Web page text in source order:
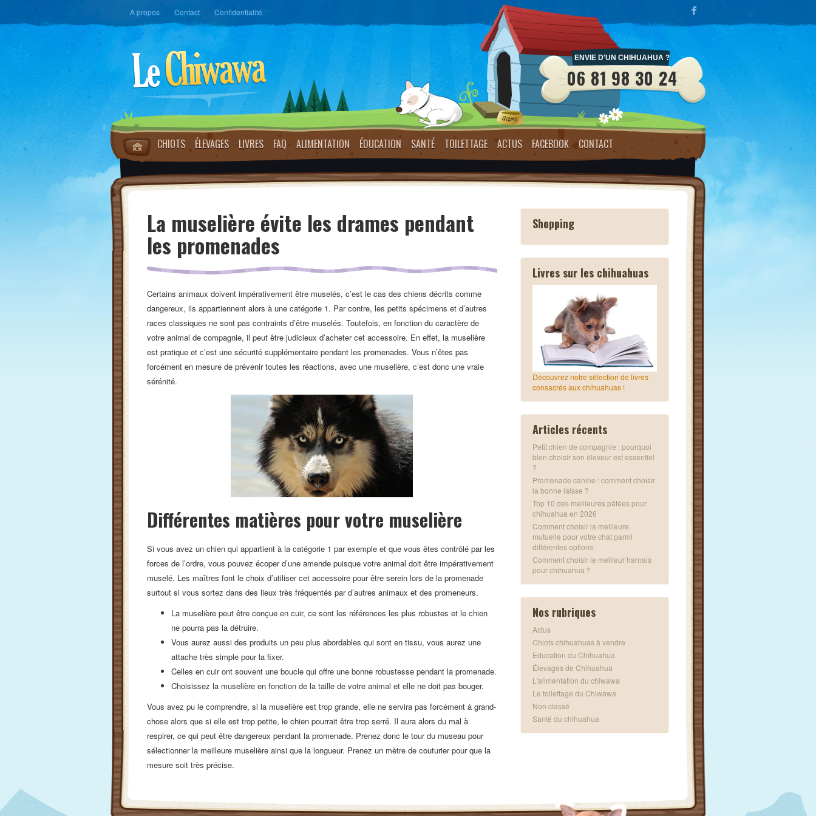
A propos Contact Confidentialité
ENVIE D'UN CHIHUAHUA ?
06 81 98 30 24
CHIOTS ÉLEVAGES LIVRES FAQ ALIMENTATION ÉDUCATION SANTÉ TOILETTAGE ACTUS FACEBOOK CONTACT
La muselière évite les drames pendant
les promenades
Certains animaux doivent impérativement être muselés, c’est le cas des chiens décrits comme
dangereux, ils appartiennent alors à une catégorie 1. Par contre, les petits spécimens et d’autres
races classiques ne sont pas contraints d’être muselés. Toutefois, en fonction du caractère de
votre animal de compagnie, il peut être judicieux d’acheter cet accessoire. En effet, la muselière
est pratique et c’est une sécurité supplémentaire pendant les promenades. Vous n’êtes pas
forcément en mesure de prévenir toutes les réactions, avec une muselière, c’est donc une vraie
sérénité.
Différentes matières pour votre muselière
Si vous avez un chien qui appartient à la catégorie 1 par exemple et que vous êtes contrôlé par les
forces de l’ordre, vous pouvez écoper d’une amende puisque votre animal doit être impérativement
muselé. Les maîtres font le choix d’utiliser cet accessoire pour être serein lors de la promenade
surtout si vous sortez dans des lieux très fréquentés par d’autres animaux et des promeneurs.
La muselière peut être conçue en cuir, ce sont les références les plus robustes et le chien
ne pourra pas la détruire.
Vous aurez aussi des produits un peu plus abordables qui sont en tissu, vous aurez une
attache très simple pour la fixer.
Celles en cuir ont souvent une boucle qui offre une bonne robustesse pendant la promenade.
Choisissez la muselière en fonction de la taille de votre animal et elle ne doit pas bouger.
Vous avez pu le comprendre, si la muselière est trop grande, elle ne servira pas forcément à grand-
chose alors que si elle est trop petite, le chien pourrait être trop serré. Il aura alors du mal à
respirer, ce qui peut être dangereux pendant la promenade. Prenez donc le tour du museau pour
sélectionner la meilleure muselière ainsi que la longueur. Prenez un mètre de couturier pour que la
mesure soit très précise.
Shopping
Livres sur les chihuahuas
Découvrez notre sélection de livres
consacrés aux chihuahuas !
Articles récents
Petit chien de compagnie : pourquoi
bien choisir son éleveur est essentiel
?
Promenade canine : comment choisir
la bonne laisse ?
Top 10 des meilleures pâtées pour
chihuahua en 2026
Comment choisir la meilleure
mutuelle pour votre chat parmi
différentes options
Comment choisir le meilleur harnais
pour chihuahua ?
Nos rubriques
Actus
Chiots chihuahuas à vendre
Education du Chihuahua
Élevages de Chihuahua
L'alimentation du chiwawa
Le toilettage du Chiwawa
Non classé
Santé du chihuahua